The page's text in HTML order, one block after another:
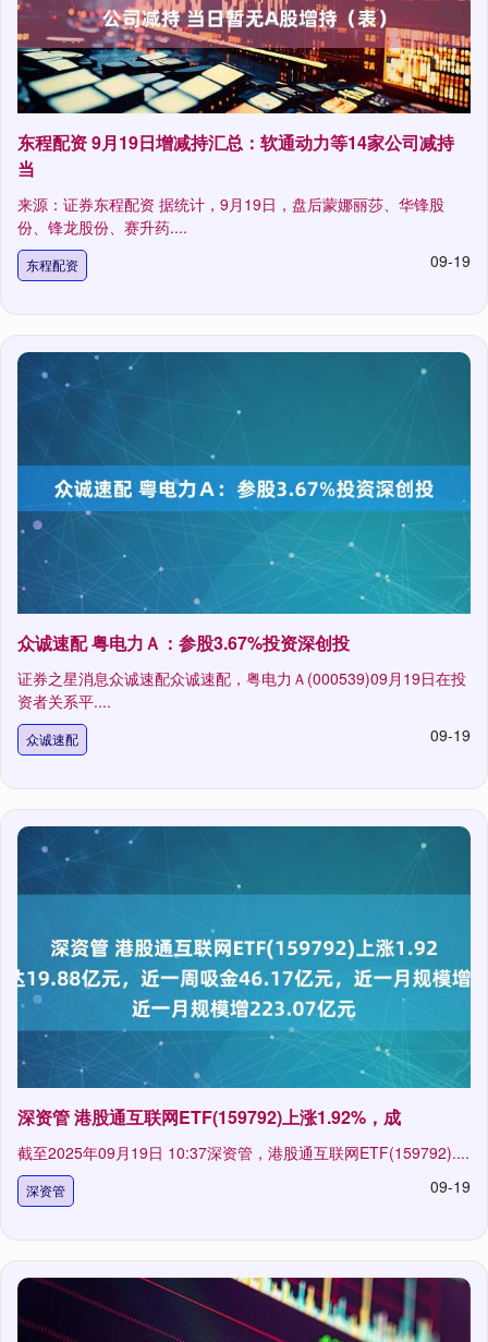
东程配资 9月19日增减持汇总：软通动力等14家公司减持
当
来源：证券东程配资 据统计，9月19日，盘后蒙娜丽莎、华锋股
份、锋龙股份、赛升药....
东程配资 09-19
众诚速配 粤电力Ａ：参股3.67%投资深创投
证券之星消息众诚速配众诚速配，粤电力Ａ(000539)09月19日在投
资者关系平....
众诚速配 09-19
深资管 港股通互联网ETF(159792)上涨1.92%，成
截至2025年09月19日 10:37深资管，港股通互联网ETF(159792)....
深资管 09-19